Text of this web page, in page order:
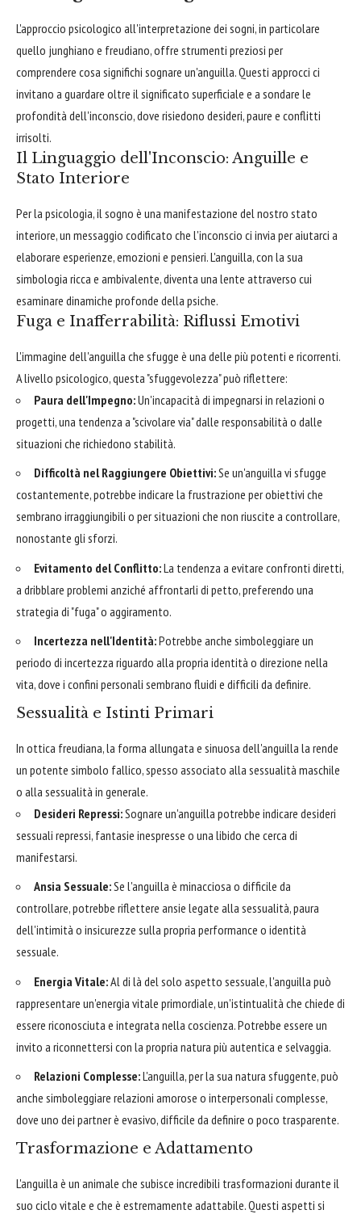
L'approccio psicologico all'interpretazione dei sogni, in particolare
quello junghiano e freudiano, offre strumenti preziosi per
comprendere cosa significhi sognare un'anguilla. Questi approcci ci
invitano a guardare oltre il significato superficiale e a sondare le
profondità dell'inconscio, dove risiedono desideri, paure e conflitti
irrisolti.
Il Linguaggio dell'Inconscio: Anguille e
Stato Interiore
Per la psicologia, il sogno è una manifestazione del nostro stato
interiore, un messaggio codificato che l'inconscio ci invia per aiutarci a
elaborare esperienze, emozioni e pensieri. L'anguilla, con la sua
simbologia ricca e ambivalente, diventa una lente attraverso cui
esaminare dinamiche profonde della psiche.
Fuga e Inafferrabilità: Riflussi Emotivi
L'immagine dell'anguilla che sfugge è una delle più potenti e ricorrenti.
A livello psicologico, questa "sfuggevolezza" può riflettere:
Paura dell'Impegno:Un'incapacità di impegnarsi in relazioni o
progetti, una tendenza a "scivolare via" dalle responsabilità o dalle
situazioni che richiedono stabilità.
Difficoltà nel Raggiungere Obiettivi:Se un'anguilla vi sfugge
costantemente, potrebbe indicare la frustrazione per obiettivi che
sembrano irraggiungibili o per situazioni che non riuscite a controllare,
nonostante gli sforzi.
Evitamento del Conflitto:La tendenza a evitare confronti diretti,
a dribblare problemi anziché affrontarli di petto, preferendo una
strategia di "fuga" o aggiramento.
Incertezza nell'Identità:Potrebbe anche simboleggiare un
periodo di incertezza riguardo alla propria identità o direzione nella
vita, dove i confini personali sembrano fluidi e difficili da definire.
Sessualità e Istinti Primari
In ottica freudiana, la forma allungata e sinuosa dell'anguilla la rende
un potente simbolo fallico, spesso associato alla sessualità maschile
o alla sessualità in generale.
Desideri Repressi:Sognare un'anguilla potrebbe indicare desideri
sessuali repressi, fantasie inespresse o una libido che cerca di
manifestarsi.
Ansia Sessuale:Se l'anguilla è minacciosa o difficile da
controllare, potrebbe riflettere ansie legate alla sessualità, paura
dell'intimità o insicurezze sulla propria performance o identità
sessuale.
Energia Vitale:Al di là del solo aspetto sessuale, l'anguilla può
rappresentare un'energia vitale primordiale, un'istintualità che chiede di
essere riconosciuta e integrata nella coscienza. Potrebbe essere un
invito a riconnettersi con la propria natura più autentica e selvaggia.
Relazioni Complesse:L'anguilla, per la sua natura sfuggente, può
anche simboleggiare relazioni amorose o interpersonali complesse,
dove uno dei partner è evasivo, difficile da definire o poco trasparente.
Trasformazione e Adattamento
L'anguilla è un animale che subisce incredibili trasformazioni durante il
suo ciclo vitale e che è estremamente adattabile. Questi aspetti si